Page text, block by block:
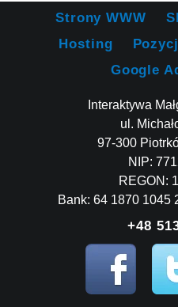
Strony WWW
Hosting
Google
Interaktywa
ul.
97-300
NIP:
REGON:
Bank: 64 1870 1045
+48